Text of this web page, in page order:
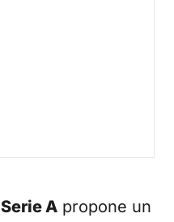
Serie A propone un